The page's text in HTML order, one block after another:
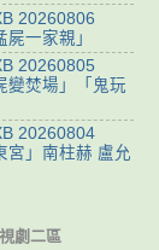
20260806
一家親」
20260805
變焚場」「鬼玩
20260804
宮」南柱赫 盧允
劇二區